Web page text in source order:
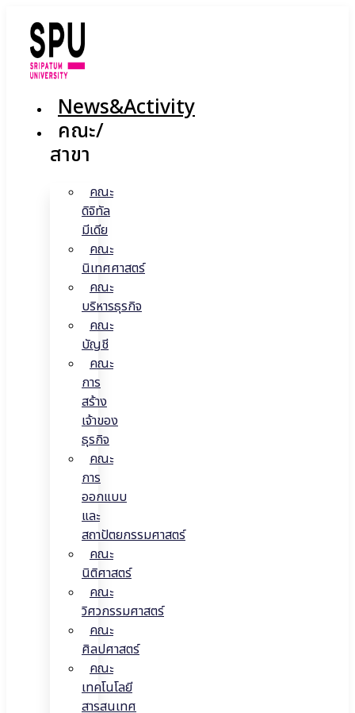
content
News&Activity
คณะ/
สาขา
คณะ
ดิจิทัล
มีเดีย
คณะ
นิเทศศาสตร์
คณะ
บริหารธุรกิจ
คณะ
บัญชี
คณะ
การ
สร้าง
เจ้าของ
ธุรกิจ
คณะ
การ
ออกแบบ
และ
สถาปัตยกรรมศาสตร์
คณะ
นิติศาสตร์
คณะ
วิศวกรรมศาสตร์
คณะ
ศิลปศาสตร์
คณะ
เทคโนโลยี
สารสนเทศ